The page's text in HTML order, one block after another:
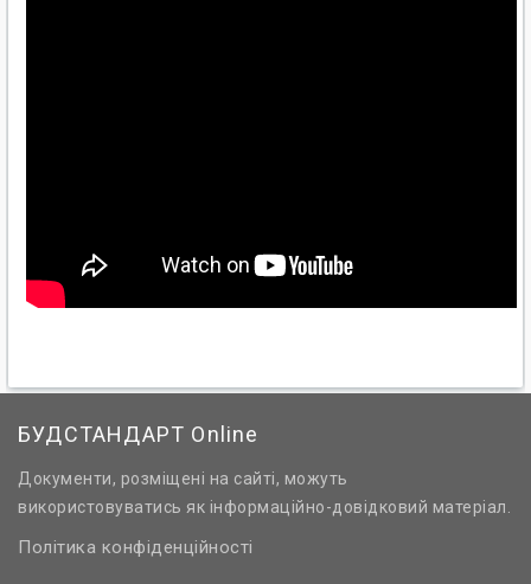
БУДСТАНДАРТ Online
Документи, розміщені на сайті, можуть
використовуватись як інформаційно-довідковий матеріал.
Політика конфіденційності